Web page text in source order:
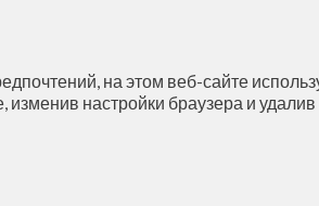
на этом веб-сайте
настройки браузера и